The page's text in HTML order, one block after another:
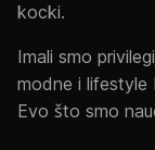
kocki.
Imali smo
modne i lifestyle
Evo što smo